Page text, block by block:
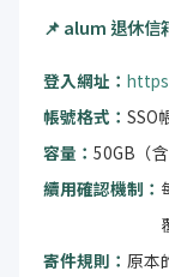
📌 alum 退休信
登入網址：
帳號格式： SSO
容量： 50GB（
續用確認機制：
寄件規則： 原本